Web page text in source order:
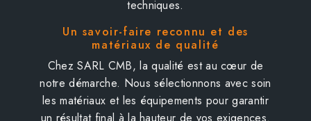
techniques.
Un savoir-faire reconnu et des
matériaux de qualité
Chez SARL CMB, la qualité est au cœur de
notre démarche. Nous sélectionnons avec soin
les matériaux et les équipements pour garantir
un résultat final à la hauteur de vos exigences.